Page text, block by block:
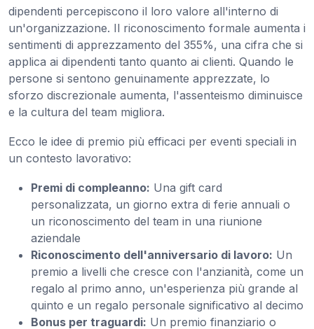
dipendenti percepiscono il loro valore all'interno di
un'organizzazione. Il riconoscimento formale aumenta i
sentimenti di apprezzamento del 355%, una cifra che si
applica ai dipendenti tanto quanto ai clienti. Quando le
persone si sentono genuinamente apprezzate, lo
sforzo discrezionale aumenta, l'assenteismo diminuisce
e la cultura del team migliora.
Ecco le idee di premio più efficaci per eventi speciali in
un contesto lavorativo:
Premi di compleanno: Una gift card
personalizzata, un giorno extra di ferie annuali o
un riconoscimento del team in una riunione
aziendale
Riconoscimento dell'anniversario di lavoro: Un
premio a livelli che cresce con l'anzianità, come un
regalo al primo anno, un'esperienza più grande al
quinto e un regalo personale significativo al decimo
Bonus per traguardi: Un premio finanziario o